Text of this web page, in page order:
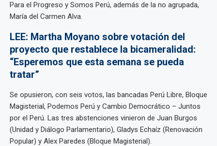
Para el Progreso y Somos Perú, además de la no agrupada,
María del Carmen Alva.
LEE: Martha Moyano sobre votación del
proyecto que restablece la bicameralidad:
“Esperemos que esta semana se pueda
tratar”
Se opusieron, con seis votos, las bancadas Perú Libre, Bloque
Magisterial, Podemos Perú y Cambio Democrático – Juntos
por el Perú. Las tres abstenciones vinieron de Juan Burgos
(Unidad y Diálogo Parlamentario), Gladys Echaíz (Renovación
Popular) y Alex Paredes (Bloque Magisterial).